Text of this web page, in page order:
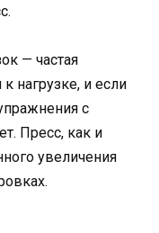
— частая
нагрузке, и если
с
Пресс, как и
увеличения